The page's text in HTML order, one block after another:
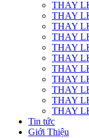
THAY
THAY
THAY
THAY
THAY
THAY
THAY
THAY
THAY
THAY
THAY
Tin tức
Giới Thiệu